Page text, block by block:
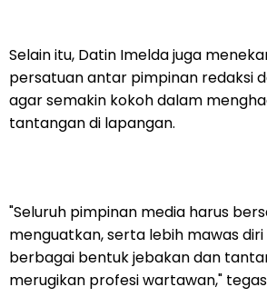
Selain itu, Datin Imelda juga
persatuan antar pimpinan redaksi
agar semakin kokoh dalam
tantangan di lapangan.
"Seluruh pimpinan media harus
menguatkan, serta lebih mawas
berbagai bentuk jebakan dan
merugikan profesi wartawan,"